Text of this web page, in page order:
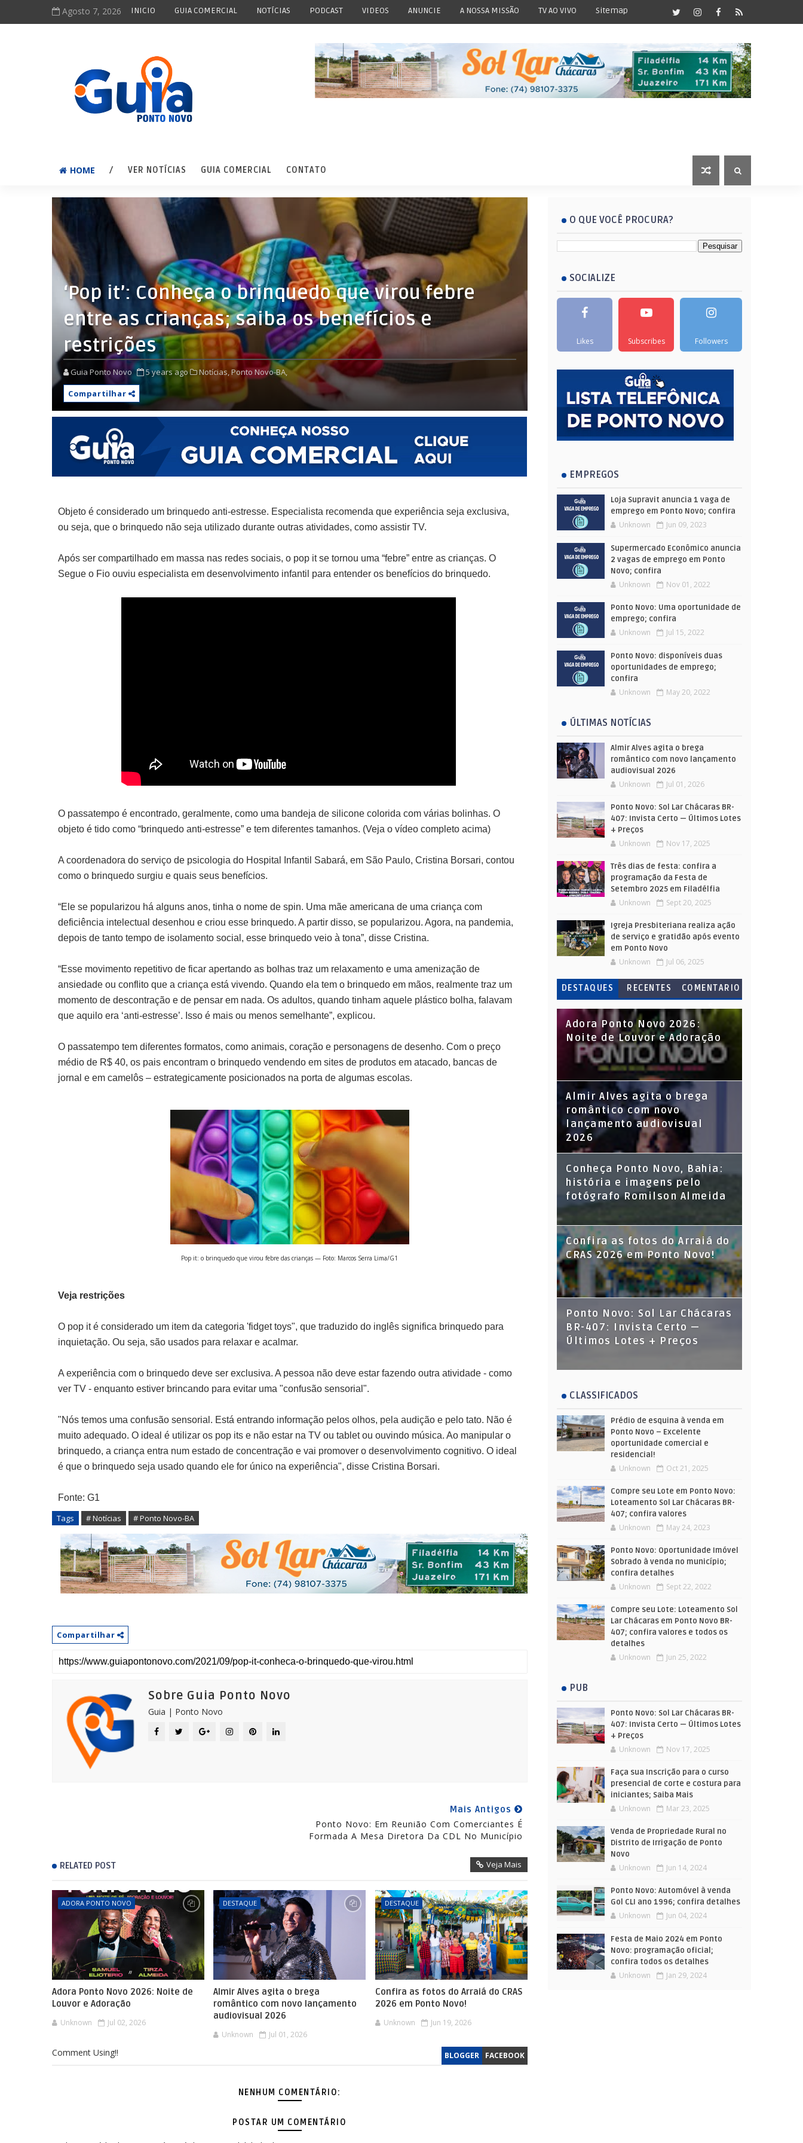
Agosto 7, 2026 INICIO GUIA COMERCIAL NOTÍCIAS PODCAST VIDEOS ANUNCIE A NOSSA MISSÃO TV AO VIVO Sitemap
HOME / VER NOTÍCIAS GUIA COMERCIAL CONTATO
‘Pop it’: Conheça o brinquedo que virou febre
entre as crianças; saiba os benefícios e
restrições
Guia Ponto Novo 5 years ago Notícias,Ponto Novo-BA,
Compartilhar
Objeto é considerado um brinquedo anti-estresse. Especialista recomenda que experiência seja exclusiva,
ou seja, que o brinquedo não seja utilizado durante outras atividades, como assistir TV.
Após ser compartilhado em massa nas redes sociais, o pop it se tornou uma “febre” entre as crianças. O
Segue o Fio ouviu especialista em desenvolvimento infantil para entender os benefícios do brinquedo.
O passatempo é encontrado, geralmente, como uma bandeja de silicone colorida com várias bolinhas. O
objeto é tido como “brinquedo anti-estresse” e tem diferentes tamanhos. (Veja o vídeo completo acima)
A coordenadora do serviço de psicologia do Hospital Infantil Sabará, em São Paulo, Cristina Borsari, contou
como o brinquedo surgiu e quais seus benefícios.
“Ele se popularizou há alguns anos, tinha o nome de spin. Uma mãe americana de uma criança com
deficiência intelectual desenhou e criou esse brinquedo. A partir disso, se popularizou. Agora, na pandemia,
depois de tanto tempo de isolamento social, esse brinquedo veio à tona”, disse Cristina.
“Esse movimento repetitivo de ficar apertando as bolhas traz um relaxamento e uma amenização de
ansiedade ou conflito que a criança está vivendo. Quando ela tem o brinquedo em mãos, realmente traz um
momento de descontração e de pensar em nada. Os adultos, quando tinham aquele plástico bolha, falavam
que aquilo era ‘anti-estresse’. Isso é mais ou menos semelhante”, explicou.
O passatempo tem diferentes formatos, como animais, coração e personagens de desenho. Com o preço
médio de R$ 40, os pais encontram o brinquedo vendendo em sites de produtos em atacado, bancas de
jornal e em camelôs – estrategicamente posicionados na porta de algumas escolas.
Pop it: o brinquedo que virou febre das crianças — Foto: Marcos Serra Lima/G1
Veja restrições
O pop it é considerado um item da categoria 'fidget toys", que traduzido do inglês significa brinquedo para
inquietação. Ou seja, são usados para relaxar e acalmar.
A experiência com o brinquedo deve ser exclusiva. A pessoa não deve estar fazendo outra atividade - como
ver TV - enquanto estiver brincando para evitar uma "confusão sensorial".
"Nós temos uma confusão sensorial. Está entrando informação pelos olhos, pela audição e pelo tato. Não é
muito adequado. O ideal é utilizar os pop its e não estar na TV ou tablet ou ouvindo música. Ao manipular o
brinquedo, a criança entra num estado de concentração e vai promover o desenvolvimento cognitivo. O ideal
é que o brinquedo seja usado quando ele for único na experiência", disse Cristina Borsari.
Fonte: G1
Tags # Notícias # Ponto Novo-BA
Compartilhar
Sobre Guia Ponto Novo
Guia | Ponto Novo
Mais Antigos
Ponto Novo: Em Reunião Com Comerciantes É
Formada A Mesa Diretora Da CDL No Município
RELATED POST Veja Mais
ADORA PONTO NOVO
Adora Ponto Novo 2026: Noite de
Louvor e Adoração
Unknown Jul 02, 2026
DESTAQUE
Almir Alves agita o brega
romântico com novo lançamento
audiovisual 2026
Unknown Jul 01, 2026
DESTAQUE
Confira as fotos do Arraiá do CRAS
2026 em Ponto Novo!
Unknown Jun 19, 2026
BLOGGER FACEBOOK
Comment Using!!
NENHUM COMENTÁRIO:
POSTAR UM COMENTÁRIO
O QUE VOCÊ PROCURA?
SOCIALIZE
Likes Subscribes Followers
EMPREGOS
Loja Supravit anuncia 1 vaga de
emprego em Ponto Novo; confira
Unknown Jun 09, 2023
Supermercado Econômico anuncia
2 vagas de emprego em Ponto
Novo; confira
Unknown Nov 01, 2022
Ponto Novo: Uma oportunidade de
emprego; confira
Unknown Jul 15, 2022
Ponto Novo: disponíveis duas
oportunidades de emprego;
confira
Unknown May 20, 2022
ÚLTIMAS NOTÍCIAS
Almir Alves agita o brega
romântico com novo lançamento
audiovisual 2026
Unknown Jul 01, 2026
Ponto Novo: Sol Lar Chácaras BR-
407: Invista Certo — Últimos Lotes
+ Preços
Unknown Nov 17, 2025
Três dias de festa: confira a
programação da Festa de
Setembro 2025 em Filadélfia
Unknown Sept 20, 2025
Igreja Presbiteriana realiza ação
de serviço e gratidão após evento
em Ponto Novo
Unknown Jul 06, 2025
DESTAQUES RECENTES
COMENTARIO
S
Adora Ponto Novo 2026:
Noite de Louvor e Adoração
Almir Alves agita o brega
romântico com novo
lançamento audiovisual
2026
Conheça Ponto Novo, Bahia:
história e imagens pelo
fotógrafo Romilson Almeida
Confira as fotos do Arraiá do
CRAS 2026 em Ponto Novo!
Ponto Novo: Sol Lar Chácaras
BR-407: Invista Certo —
Últimos Lotes + Preços
CLASSIFICADOS
Prédio de esquina à venda em
Ponto Novo – Excelente
oportunidade comercial e
residencial!
Unknown Oct 21, 2025
Compre seu Lote em Ponto Novo:
Loteamento Sol Lar Chácaras BR-
407; confira valores
Unknown May 24, 2023
Ponto Novo: Oportunidade Imóvel
Sobrado à venda no município;
confira detalhes
Unknown Sept 22, 2022
Compre seu Lote: Loteamento Sol
Lar Chácaras em Ponto Novo BR-
407; confira valores e todos os
detalhes
Unknown Jun 25, 2022
PUB
Ponto Novo: Sol Lar Chácaras BR-
407: Invista Certo — Últimos Lotes
+ Preços
Unknown Nov 17, 2025
Faça sua Inscrição para o curso
presencial de corte e costura para
iniciantes; Saiba Mais
Unknown Mar 23, 2025
Venda de Propriedade Rural no
Distrito de Irrigação de Ponto
Novo
Unknown Jun 14, 2024
Ponto Novo: Automóvel à venda
Gol CLI ano 1996; confira detalhes
Unknown Jun 04, 2024
Festa de Maio 2024 em Ponto
Novo: programação oficial;
confira todos os detalhes
Unknown Jan 29, 2024